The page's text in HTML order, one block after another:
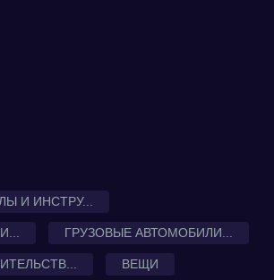
И ИНСТРУ...
ГРУЗОВЫЕ АВТОМОБИЛИ...
ВЕЩИ